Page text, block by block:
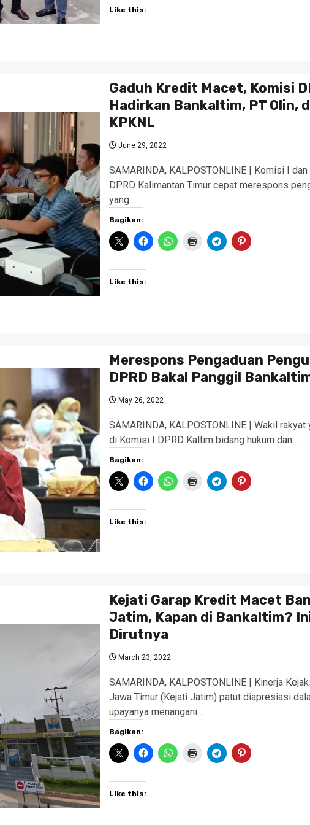
Like this:
Gaduh Kredit Macet, Komisi
Hadirkan Bankaltim, PT Olin,
KPKNL
June 29, 2022
SAMARINDA, KALPOSTONLINE | Komisi I
DPRD Kalimantan Timur cepat merespons
yang…
Bagikan:
Like this:
Merespons Pengaduan
DPRD Bakal Panggil
May 26, 2022
SAMARINDA, KALPOSTONLINE | Wakil rakyat
di Komisi I DPRD Kaltim bidang hukum dan…
Bagikan:
Like this:
Kejati Garap Kredit Macet
Jatim, Kapan di Bankaltim?
Dirutnya
March 23, 2022
SAMARINDA, KALPOSTONLINE | Kinerja
Jawa Timur (Kejati Jatim) patut diapresiasi
upayanya menangani…
Bagikan:
Like this: